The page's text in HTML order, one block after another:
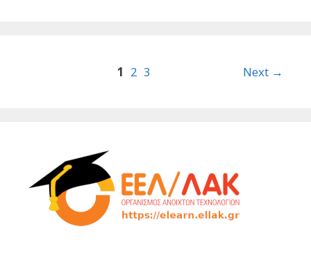
1 2 3 Next →